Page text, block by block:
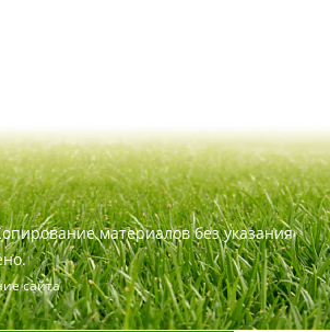
материалов без указания
сайта